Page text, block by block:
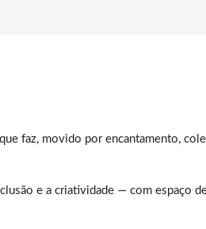
faz, movido por encantamento,
e a criatividade — com espaço